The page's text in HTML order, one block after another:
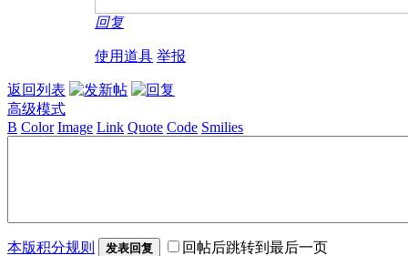
回复
使用道具 举报
返回列表
高级模式
B Color Image Link Quote Code Smilies
本版积分规则 发表回复 回帖后跳转到最后一页